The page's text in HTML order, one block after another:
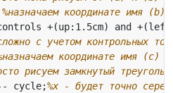
+(up:1.5cm) and
cycle;